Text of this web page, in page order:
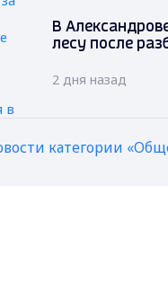
В
лесу после
2 дня назад
категории